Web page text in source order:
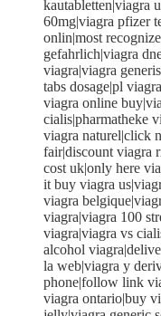
kautabletten|viagra
60mg|viagra pfizer
onlin|most
gefahrlich|viagra
viagra|viagra
tabs dosage|pl
viagra online
cialis|pharmatheke
viagra naturel|click
fair|discount viagra
cost uk|only here
it buy viagra
viagra
viagra|viagra 100
viagra|viagra vs
alcohol
la web|viagra y
phone|follow link
viagra ontario|buy